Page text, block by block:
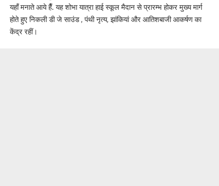
यहाँ मनाते आये हैँ. यह शोभा यात्रा हाई स्कूल मैदान से प्रारम्भ होकर मुख्य मार्ग
होते हुए निकली डी जे साउंड , पंथी नृत्य, झांकियां और आतिशबाजी आकर्षण का
केंद्र रहीं।